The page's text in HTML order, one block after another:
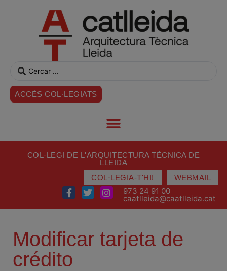
ACCÉS COL·LEGIATS
COL·LEGI DE L'ARQUITECTURA TÈCNICA DE
LLEIDA
COL·LEGIA-T'HI!
WEBMAIL
973 24 91 00
caatlleida@caatlleida.cat
Modificar tarjeta de
crédito